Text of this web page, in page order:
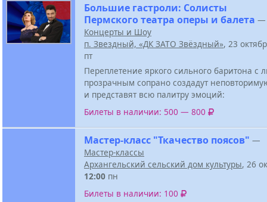
Большие гастроли: Солисты
Пермского театра оперы и балета —
Концерты и Шоу
п. Звездный, «ДК ЗАТО Звёздный», 23
пт
Переплетение яркого сильного баритона с
прозрачным сопрано создадут
и представят всю палитру эмоций:
Билеты в наличии: 500 — 800
Мастер-класс "Ткачество поясов" —
Мастер-классы
Архангельский сельский дом культуры, 26
12:00 пн
Билеты в наличии: 100